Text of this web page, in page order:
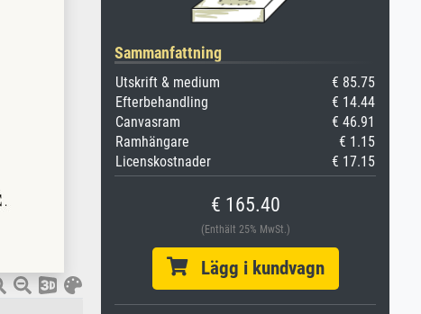
Sammanfattning
Utskrift & medium
€ 85.75
Efterbehandling
€ 14.44
Canvasram
€ 46.91
Ramhängare
€ 1.15
Licenskostnader
€ 17.15
€ 165.40
(Enthält 25% MwSt.)
Lägg i kundvagn